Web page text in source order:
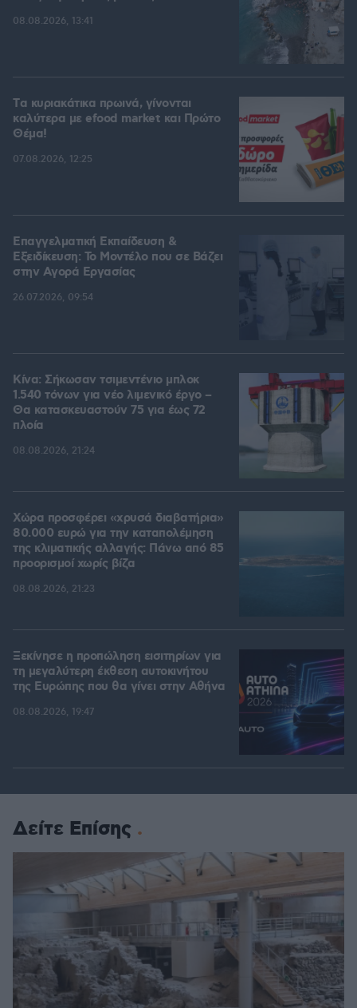
08.08.2026, 13:41
Tα κυριακάτικα πρωινά, γίνονται
καλύτερα με efood market και Πρώτο
Θέμα!
07.08.2026, 12:25
Επαγγελματική Εκπαίδευση &
Εξειδίκευση: Το Mοντέλο που σε Bάζει
στην Aγορά Eργασίας
26.07.2026, 09:54
Κίνα: Σήκωσαν τσιμεντένιο μπλοκ
1.540 τόνων για νέο λιμενικό έργο –
Θα κατασκευαστούν 75 για έως 72
πλοία
08.08.2026, 21:24
Χώρα προσφέρει «χρυσά διαβατήρια»
80.000 ευρώ για την καταπολέμηση
της κλιματικής αλλαγής: Πάνω από 85
προορισμοί χωρίς βίζα
08.08.2026, 21:23
Ξεκίνησε η προπώληση εισιτηρίων για
τη μεγαλύτερη έκθεση αυτοκινήτου
της Ευρώπης που θα γίνει στην Αθήνα
08.08.2026, 19:47
Δείτε Επίσης